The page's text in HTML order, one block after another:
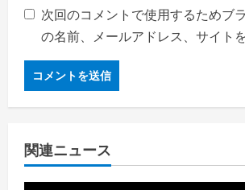
次回のコメントで使用するためブ
の名前、メールアドレス、サイトを
関連ニュース